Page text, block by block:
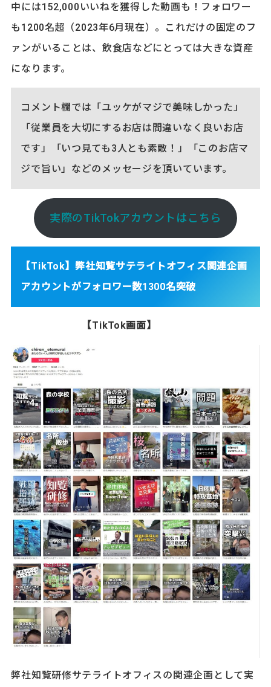
中には152,000いいねを獲得した動画も！フォロワー
も1200名超（2023年6月現在）。これだけの固定のフ
ァンがいることは、飲食店などにとっては大きな資産
になります。
コメント欄では「ユッケがマジで美味しかった」
「従業員を大切にするお店は間違いなく良いお店
です」「いつ見ても3人とも素敵！」「このお店マ
ジで旨い」などのメッセージを頂いています。
実際のTikTokアカウントはこちら
【TikTok】弊社知覧サテライトオフィス関連企画
アカウントがフォロワー数1300名突破
【TikTok画面】
弊社知覧研修サテライトオフィスの関連企画として実